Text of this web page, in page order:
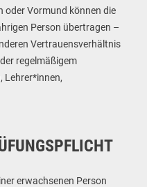
oder Vormund können die
Person übertragen –
Vertrauensverhältnis
regelmäßigem
Lehrer*innen,
erwachsenen Person